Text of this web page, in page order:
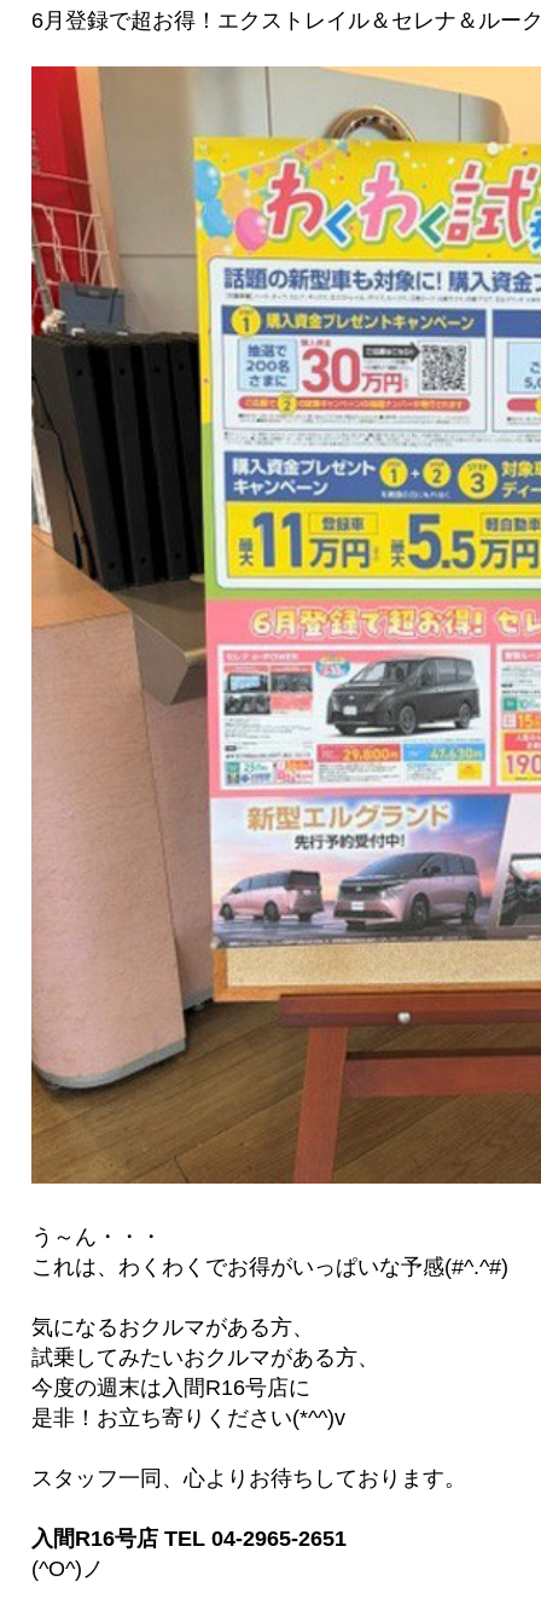
6月登録で超お得！エクストレイル＆セレナ＆ルー
う～ん・・・
これは、わくわくでお得がいっぱいな予感(#^.^#)
気になるおクルマがある方、
試乗してみたいおクルマがある方、
今度の週末は入間R16号店に
是非！お立ち寄りください(*^^)v
スタッフ一同、心よりお待ちしております。
入間R16号店 TEL 04-2965-2651
(^O^)ノ